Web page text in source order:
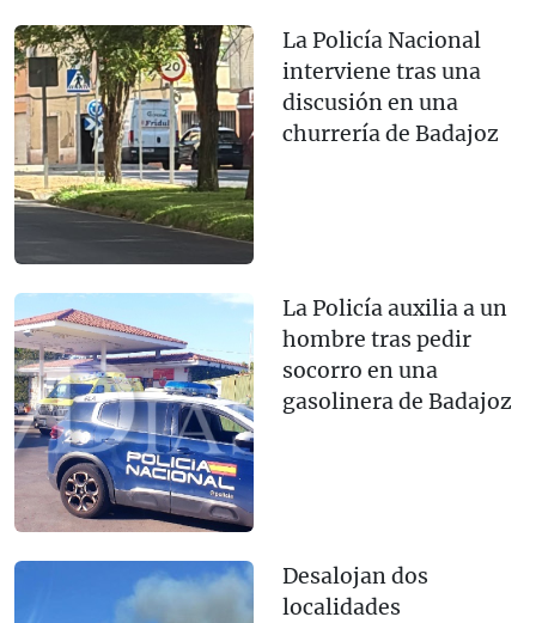
La Policía Nacional
interviene tras una
discusión en una
churrería de Badajoz
La Policía auxilia a un
hombre tras pedir
socorro en una
gasolinera de Badajoz
Desalojan dos
localidades